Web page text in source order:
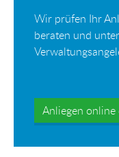
Wir prüfen Ihr
beraten und
Anliegen online